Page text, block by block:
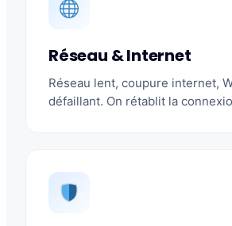
Réseau & Internet
Réseau lent, coupure internet,
défaillant. On rétablit la